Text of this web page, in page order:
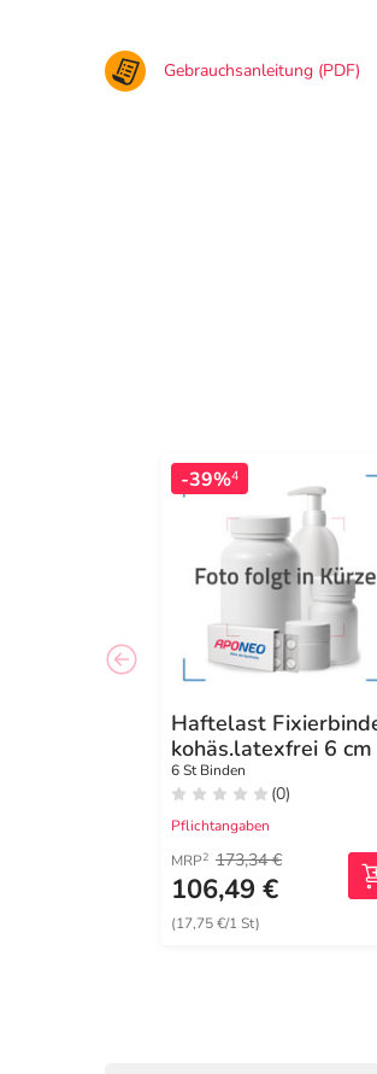
Gebrauchsanleitung (PDF)
-39%4
Haftelast
kohäs.latexfrei 6
20 m blau
6 St Binden
(0)
Pflichtangaben
MRP2 173,34 €
106,49 €
(17,75 €/1 St)